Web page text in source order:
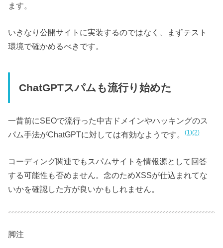
ます。
いきなり公開サイトに実装するのではなく、まずテスト
環境で確かめるべきです。
ChatGPTスパムも流行り始めた
一昔前にSEOで流行った中古ドメインやハッキングのス
パム手法がChatGPTに対しては有効なようです。(1)(2)
コーディング関連でもスパムサイトを情報源として回答
する可能性も否めません。念のためXSSが仕込まれてな
いかを確認した方が良いかもしれません。
脚注